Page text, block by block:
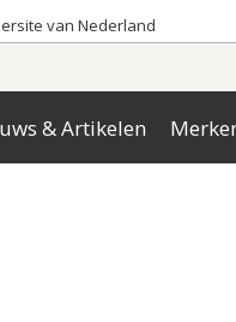
van Nederland
& Artikelen